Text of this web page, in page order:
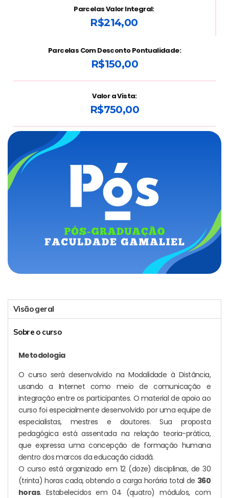
Parcelas Valor Integral:
R$214,00
Parcelas Com Desconto Pontualidade:
R$150,00
Valor a Vista:
R$750,00
Visão geral
Sobre o curso
Metodologia
O curso será desenvolvido na Modalidade à Distância,
usando a Internet como meio de comunicação e
integração entre os participantes. O material de apoio ao
curso foi especialmente desenvolvido por uma equipe de
especialistas, mestres e doutores. Sua proposta
pedagógica está assentada na relação teoria-prática,
que expressa uma concepção de formação humana
dentro dos marcos da educação cidadã.
O curso está organizado em 12 (doze) disciplinas, de 30
(trinta) horas cada, obtendo a carga horária total de 360
horas. Estabelecidos em 04 (quatro) módulos, com